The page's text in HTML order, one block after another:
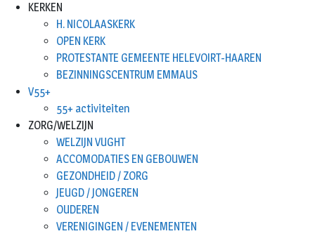
KERKEN
H. NICOLAASKERK
OPEN KERK
PROTESTANTE GEMEENTE HELEVOIRT-HAAREN
BEZINNINGSCENTRUM EMMAUS
V55+
55+ activiteiten
ZORG/WELZIJN
WELZIJN VUGHT
ACCOMODATIES EN GEBOUWEN
GEZONDHEID / ZORG
JEUGD / JONGEREN
OUDEREN
VERENIGINGEN / EVENEMENTEN